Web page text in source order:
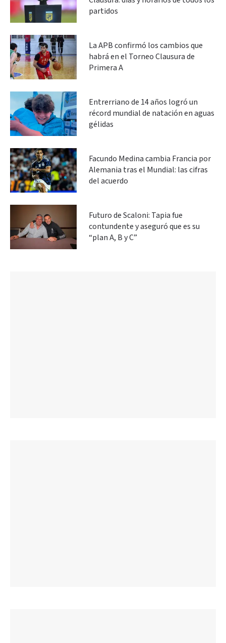
partidos
La APB confirmó los cambios que
habrá en el Torneo Clausura de
Primera A
Entrerriano de 14 años logró un
récord mundial de natación en aguas
gélidas
Facundo Medina cambia Francia por
Alemania tras el Mundial: las cifras
del acuerdo
Futuro de Scaloni: Tapia fue
contundente y aseguró que es su
“plan A, B y C”